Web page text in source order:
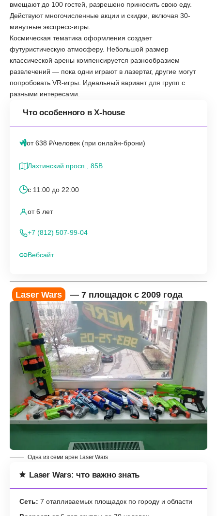
вмещают до 100 гостей, разрешено приносить свою еду.
Действуют многочисленные акции и скидки, включая 30-
минутные экспресс-игры.
Космическая тематика оформления создает
футуристическую атмосферу. Небольшой размер
классической арены компенсируется разнообразием
развлечений — пока одни играют в лазертаг, другие могут
попробовать VR-игры. Идеальный вариант для групп с
разными интересами.
Что особенного в X-house
от 638 ₽/человек (при онлайн-брони)
Лахтинский просп., 85В
с 11:00 до 22:00
от 6 лет
+7 (812) 507-99-04
Вебсайт
Laser Wars — 7 площадок с 2009 года
Одна из семи арен Laser Wars
Laser Wars: что важно знать
Сеть: 7 отапливаемых площадок по городу и области